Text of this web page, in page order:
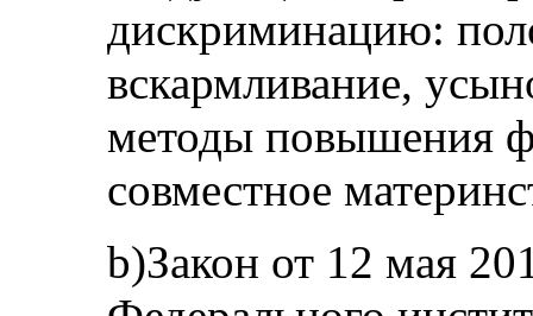
дискриминацию:
вскармливание,
методы повышения
совместное
b)Закон от 12 мая